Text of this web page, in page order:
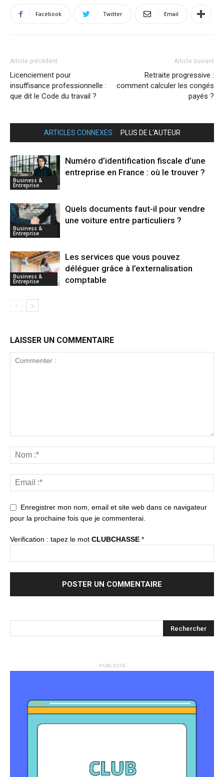
Facebook Twitter Email
Article précédent
Licenciement pour
insuffisance professionnelle :
que dit le Code du travail ?
Article suivant
Retraite progressive :
comment calculer les congés
payés ?
ARTICLES CONNEXES PLUS DE L'AUTEUR
Business &
Entreprise
Numéro d’identification fiscale d’une
entreprise en France : où le trouver ?
Business &
Entreprise
Quels documents faut-il pour vendre
une voiture entre particuliers ?
Business &
Entreprise
Les services que vous pouvez
déléguer grâce à l’externalisation
comptable
LAISSER UN COMMENTAIRE
Enregistrer mon nom, email et site web dans ce navigateur
pour la prochaine fois que je commenterai.
Verification : tapez le mot CLUBCHASSE *
- PUBLICITE-